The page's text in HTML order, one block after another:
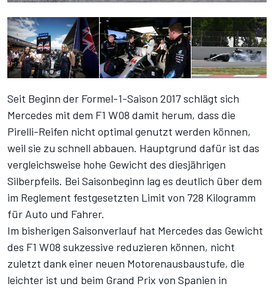
Seit Beginn der Formel-1-Saison 2017 schlägt sich
Mercedes mit dem F1 W08 damit herum, dass die
Pirelli-Reifen nicht optimal genutzt werden können,
weil sie zu schnell abbauen. Hauptgrund dafür ist das
vergleichsweise hohe Gewicht des diesjährigen
Silberpfeils. Bei Saisonbeginn lag es deutlich über dem
im Reglement festgesetzten Limit von 728 Kilogramm
für Auto und Fahrer.
Im bisherigen Saisonverlauf hat Mercedes das Gewicht
des F1 W08 sukzessive reduzieren können, nicht
zuletzt dank einer neuen Motorenausbaustufe, die
leichter ist und beim Grand Prix von Spanien in